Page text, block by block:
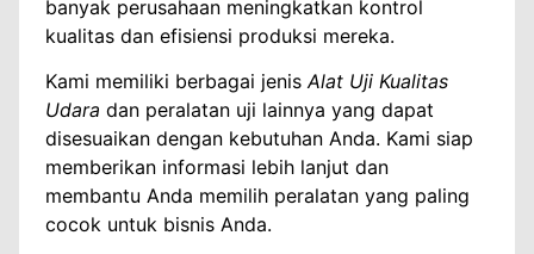
banyak perusahaan meningkatkan kontrol
kualitas dan efisiensi produksi mereka.
Kami memiliki berbagai jenisAlat Uji Kualitas
Udara dan peralatan uji lainnya yang dapat
disesuaikan dengan kebutuhan Anda. Kami siap
memberikan informasi lebih lanjut dan
membantu Anda memilih peralatan yang paling
cocok untuk bisnis Anda.